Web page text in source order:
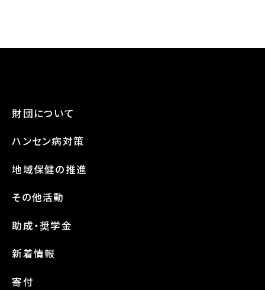
財団について
ハンセン病対策
地域保健の推進
その他活動
助成・奨学金
新着情報
寄付